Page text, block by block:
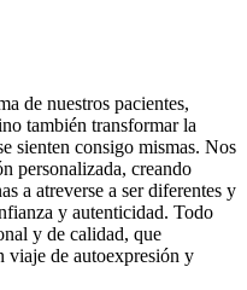
de nuestros pacientes,
también transformar la
sienten consigo mismas. Nos
personalizada, creando
a atreverse a ser diferentes y
y autenticidad. Todo
y de calidad, que
viaje de autoexpresión y